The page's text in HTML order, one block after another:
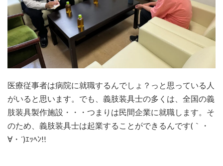
医療従事者は病院に就職するんでしょ？っと思っている人
がいると思います。でも、義肢装具士の多くは、全国の義
肢装具製作施設・・・つまりは民間企業に就職します。そ
のため、義肢装具士は起業することができるんです(｀・
∀・´)ｴｯﾍﾝ!!